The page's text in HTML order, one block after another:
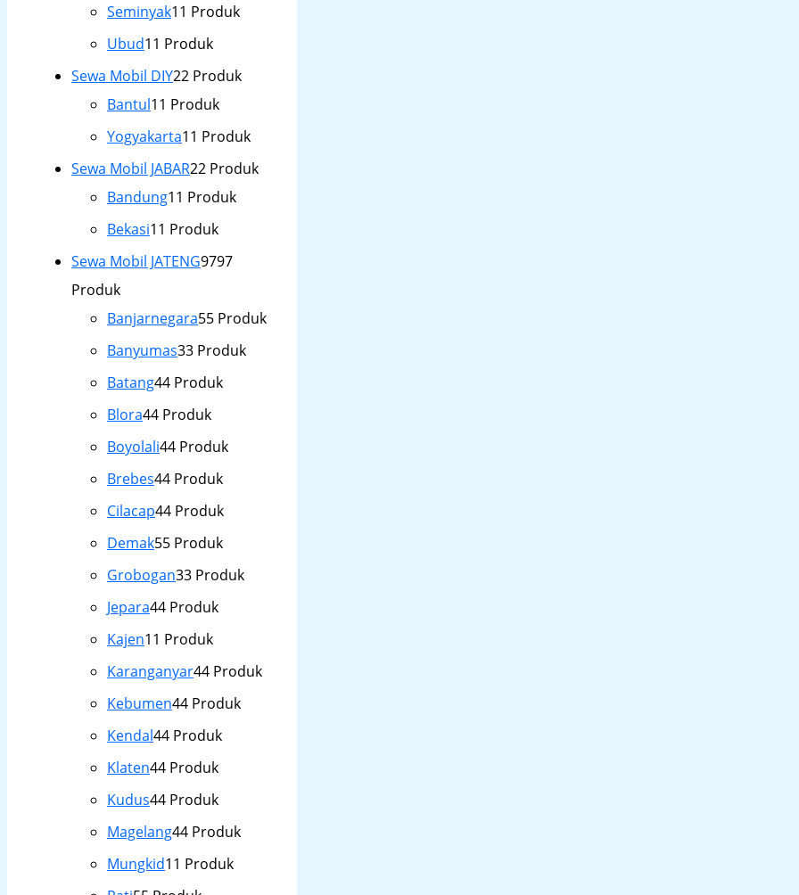
Seminyak11 Produk
Ubud11 Produk
Sewa Mobil DIY22 Produk
Bantul11 Produk
Yogyakarta11 Produk
Sewa Mobil JABAR22 Produk
Bandung11 Produk
Bekasi11 Produk
Sewa Mobil JATENG9797
Produk
Banjarnegara55 Produk
Banyumas33 Produk
Batang44 Produk
Blora44 Produk
Boyolali44 Produk
Brebes44 Produk
Cilacap44 Produk
Demak55 Produk
Grobogan33 Produk
Jepara44 Produk
Kajen11 Produk
Karanganyar44 Produk
Kebumen44 Produk
Kendal44 Produk
Klaten44 Produk
Kudus44 Produk
Magelang44 Produk
Mungkid11 Produk